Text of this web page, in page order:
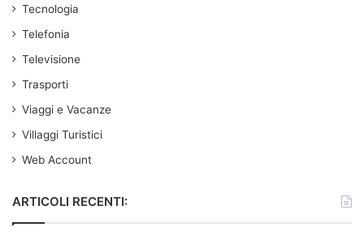
Tecnologia
Telefonia
Televisione
Trasporti
Viaggi e Vacanze
Villaggi Turistici
Web Account
ARTICOLI RECENTI: